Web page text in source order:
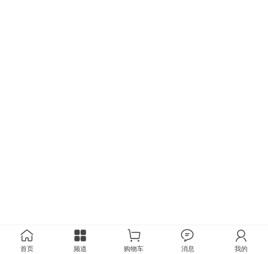
首页 频道 购物车 消息 我的